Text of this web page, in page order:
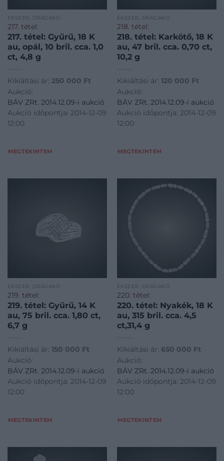
ÉKSZER, DRÁGAKŐ
217. tétel:
217. tétel: Gyűrű, 18 K
au, opál, 10 bril. cca. 1,0
ct, 4,8 g
Kikiáltási ár: 250 000 Ft
Aukció:
BÁV ZRt. 2014.12.09-i aukció
Aukció időpontja: 2014-12-09
12:00
MEGTEKINTEM
ÉKSZER, DRÁGAKŐ
218. tétel:
218. tétel: Karkötő, 18 K
au, 47 bril. cca. 0,70 ct,
10,2 g
Kikiáltási ár: 120 000 Ft
Aukció:
BÁV ZRt. 2014.12.09-i aukció
Aukció időpontja: 2014-12-09
12:00
MEGTEKINTEM
ÉKSZER, DRÁGAKŐ
219. tétel:
219. tétel: Gyűrű, 14 K
au, 75 bril. cca. 1,80 ct,
6,7 g
Kikiáltási ár: 150 000 Ft
Aukció:
BÁV ZRt. 2014.12.09-i aukció
Aukció időpontja: 2014-12-09
12:00
MEGTEKINTEM
ÉKSZER, DRÁGAKŐ
220. tétel:
220. tétel: Nyakék, 18 K
au, 315 bril. cca. 4,5
ct,31,4 g
Kikiáltási ár: 650 000 Ft
Aukció:
BÁV ZRt. 2014.12.09-i aukció
Aukció időpontja: 2014-12-09
12:00
MEGTEKINTEM